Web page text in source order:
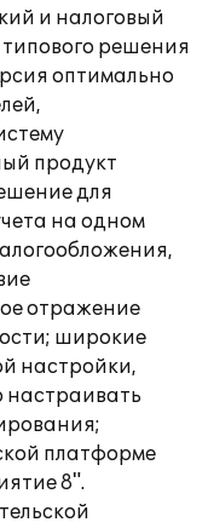
и налоговый
решения
оптимально
продукт
для
на одном
отражение
широкие
настройки,
настраивать
платформе
8".